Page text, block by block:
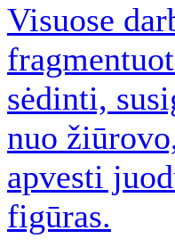
Visuose
sėdinti,
nuo
apvesti
figūras.